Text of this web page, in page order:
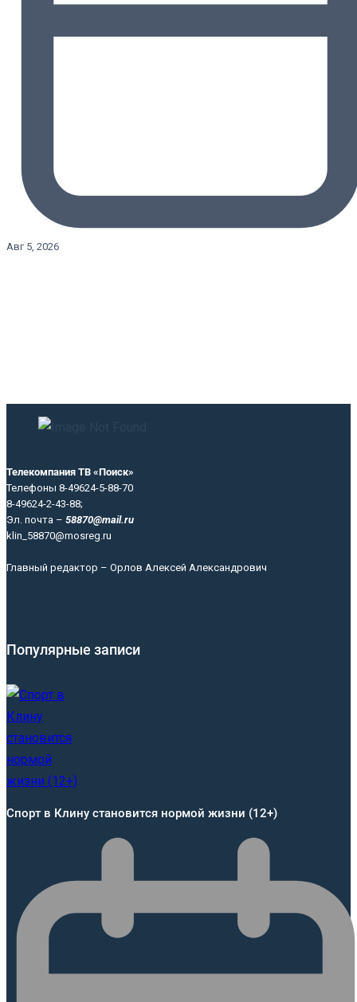
Авг 5, 2026
Телекомпания ТВ «Поиск»
Телефоны 8-49624-5-88-70
8-49624-2-43-88;
Эл. почта – 58870@mail.ru
klin_58870@mosreg.ru
Главный редактор – Орлов Алексей Александрович
Популярные записи
Спорт в Клину становится нормой жизни (12+)